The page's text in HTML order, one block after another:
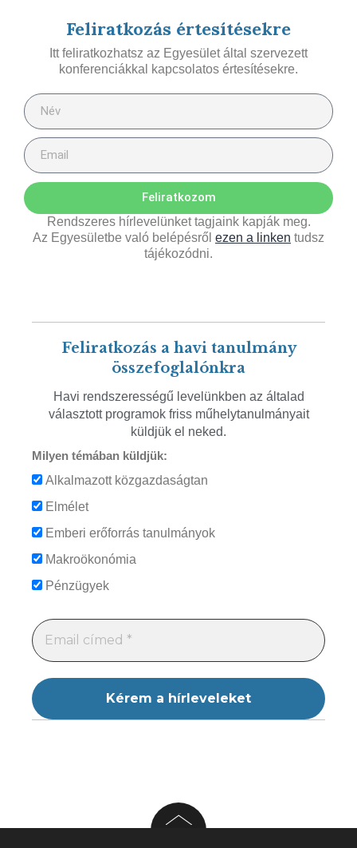
Feliratkozás értesítésekre
Itt feliratkozhatsz az Egyesület által szervezett
konferenciákkal kapcsolatos értesítésekre.
Feliratkozom
Rendszeres hírlevelünket tagjaink kapják meg.
Az Egyesületbe való belépésről ezen a linken tudsz
tájékozódni.
Feliratkozás a havi tanulmány
összefoglalónkra
Havi rendszerességű levelünkben az általad
választott programok friss műhelytanulmányait
küldjük el neked.
Milyen témában küldjük:
Alkalmazott közgazdaságtan
Elmélet
Emberi erőforrás tanulmányok
Makroökonómia
Pénzügyek